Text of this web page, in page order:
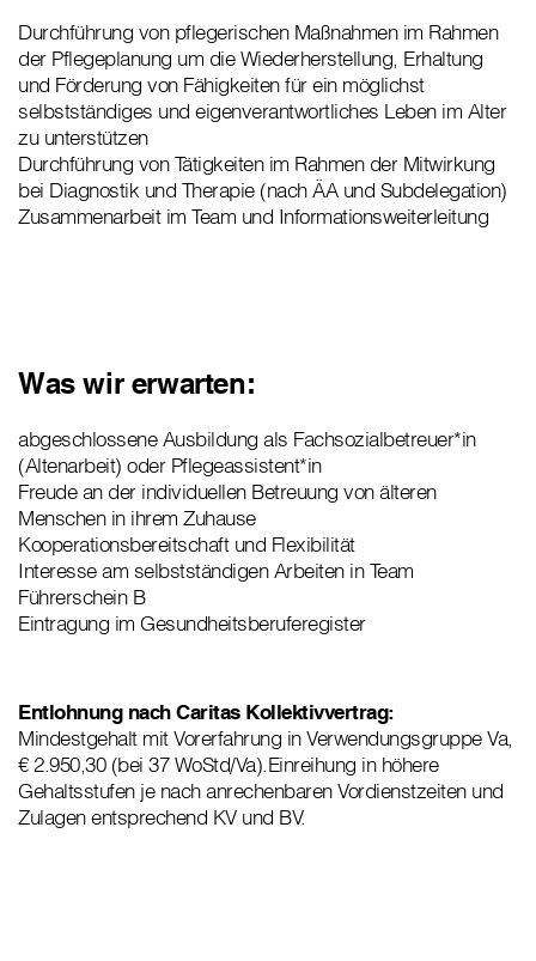
Durchführung von pflegerischen Maßnahmen im Rahmen
der Pflegeplanung um die Wiederherstellung, Erhaltung
und Förderung von Fähigkeiten für ein möglichst
selbstständiges und eigenverantwortliches Leben im Alter
zu unterstützen
Durchführung von Tätigkeiten im Rahmen der Mitwirkung
bei Diagnostik und Therapie (nach ÄA und Subdelegation)
Zusammenarbeit im Team und Informationsweiterleitung
Was wir erwarten:
abgeschlossene Ausbildung als Fachsozialbetreuer*in
(Altenarbeit) oder Pflegeassistent*in
Freude an der individuellen Betreuung von älteren
Menschen in ihrem Zuhause
Kooperationsbereitschaft und Flexibilität
Interesse am selbstständigen Arbeiten in Team
Führerschein B
Eintragung im Gesundheitsberuferegister
Entlohnung nach Caritas Kollektivvertrag:
Mindestgehalt mit Vorerfahrung in Verwendungsgruppe Va,
€ 2.950,30 (bei 37 WoStd/Va).Einreihung in höhere
Gehaltsstufen je nach anrechenbaren Vordienstzeiten und
Zulagen entsprechend KV und BV.